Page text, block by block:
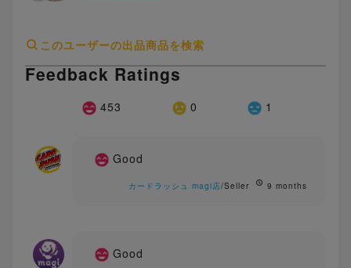
このユーザーの出品商品を検索
Feedback Ratings
453 0 1
Good
カードラッシュ magi店/Seller 9 months
Good